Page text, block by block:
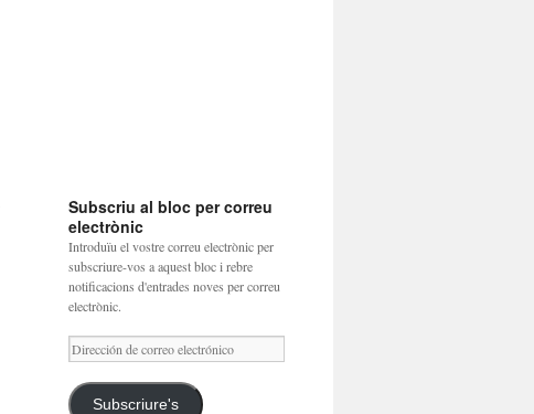
Subscriu al bloc per correu
electrònic
Introduïu el vostre correu electrònic per
subscriure-vos a aquest bloc i rebre
notificacions d'entrades noves per correu
electrònic.
Dirección
de
correo
electrónico
Subscriure's